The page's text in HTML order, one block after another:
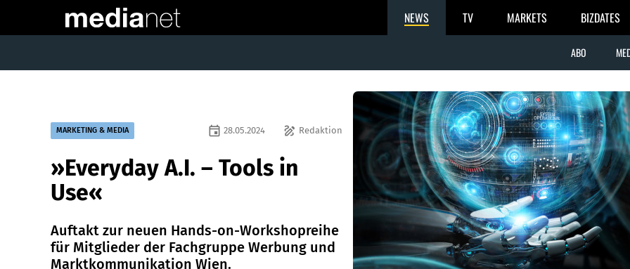
NEWS TV MARKETS BIZDATES
ABO
MARKETING & MEDIA draw Redaktion
event 28.05.2024
»Everyday A.I. – Tools in
Use«
Auftakt zur neuen Hands-on-Workshopreihe
für Mitglieder der Fachgruppe Werbung und
Marktkommunikation Wien.